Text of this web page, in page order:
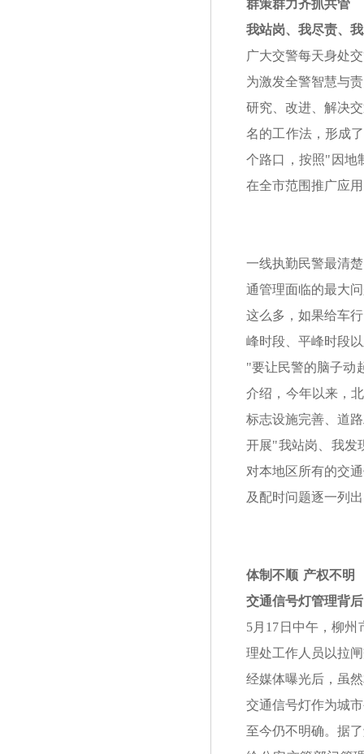
群策群力齐抓共管
我站岗、我尽责、
广大交警每天身处
为激发全警智慧与
研究、改进、解决
名的工作法，形成
个路口，按照"因地
在全市范围推广应
一线执勤民警最清
通管理面临的最大
这么多，如果给车
峰时段、平峰时段
"要让民警的脑子动
介绍，今年以来，
标志设施完善、道
开展"我站岗、我发
对本地区所有的交
及配时问题逐一列
体制不顺 产权不明
交通信号灯管理背
5月17日中午，柳
理处工作人员以拉
经媒体曝光后，虽
交通信号灯作为城
至今仍不明确。据